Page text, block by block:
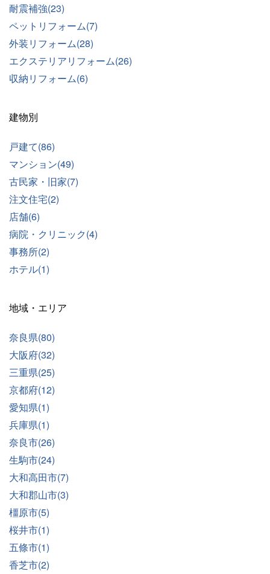
耐震補強(23)
ペットリフォーム(7)
外装リフォーム(28)
エクステリアリフォーム(26)
収納リフォーム(6)
建物別
戸建て(86)
マンション(49)
古民家・旧家(7)
注文住宅(2)
店舗(6)
病院・クリニック(4)
事務所(2)
ホテル(1)
地域・エリア
奈良県(80)
大阪府(32)
三重県(25)
京都府(12)
愛知県(1)
兵庫県(1)
奈良市(26)
生駒市(24)
大和高田市(7)
大和郡山市(3)
橿原市(5)
桜井市(1)
五條市(1)
香芝市(2)